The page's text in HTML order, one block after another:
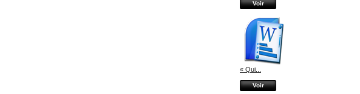
Voir
« Qui...
Voir